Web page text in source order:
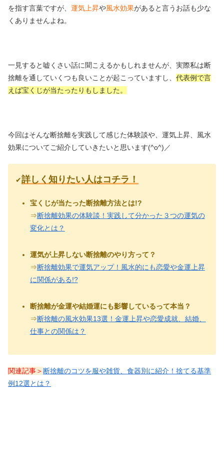
を指す言葉ですが、 運気上昇や風水効果があると言うお話も少な
くありませんよね。
一見すると嘘くさい話に聞こえるかもしれませんが、実際私は断
捨離を通していくつも良いことが起こっていますし、 代表例で言
えば宝くじが当たったりもしました。
今回はそんな断捨離を実践して感じた体験談や、運気上昇、風水
効果についてご紹介していきたいと思います(^o^)／
✔詳しく知りたい人はコチラ！
宝くじが当たった断捨離方法とは!?
⇒断捨離効果の体験談！実践して分かった３つの運気の
変化とは？
運気が上昇しない断捨離のやり方って？
⇒断捨離効果で運気アップ！風水的にも恋愛や金運上昇
に関係がある!?
断捨離が金運や結婚運にも影響しているって本当？
⇒断捨離の風水効果13選！金運上昇や恋愛成就、結婚、
仕事との関係は？
関連記事＞ 断捨離のコツを服や雑貨、食器別に紹介！捨てる基準
例12選とは？